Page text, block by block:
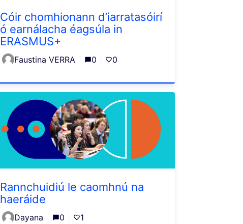
Cóir chomhionann d’iarratasóirí
ó earnálacha éagsúla in
ERASMUS+
Faustina VERRA 0 0
Rannchuidiú le caomhnú na
haeráide
Dayana 0 1